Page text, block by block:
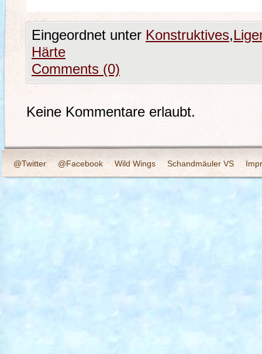
Eingeordnet unter Konstruktives,
Härte
Comments (0)
Keine Kommentare erlaubt.
@Twitter @Facebook Wild Wings Schandmäuler VS